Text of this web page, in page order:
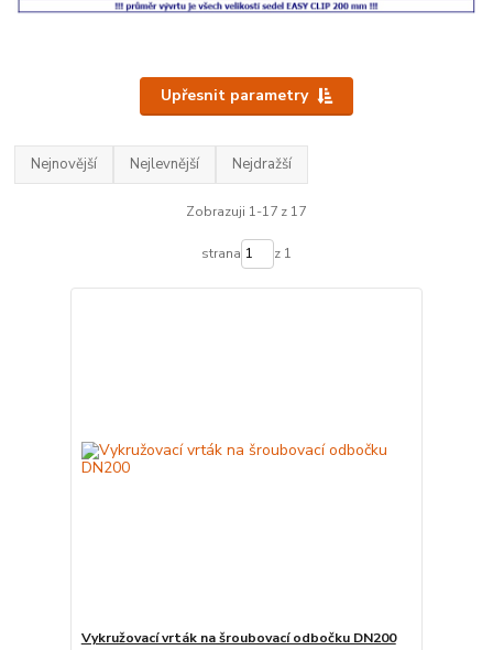
Upřesnit parametry
Nejnovější Nejlevnější Nejdražší
Zobrazuji 1-17 z 17
strana z 1
Vykružovací vrták na šroubovací odbočku DN200